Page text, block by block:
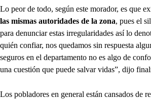
Lo peor de todo, según este morador, es que
las mismas autoridades de la zona, pues el
para denunciar estas irregularidades así lo
quién confiar, nos quedamos sin respuesta
seguros en el departamento no es algo de
una cuestión que puede salvar vidas”, dijo
Los pobladores en general están cansados de